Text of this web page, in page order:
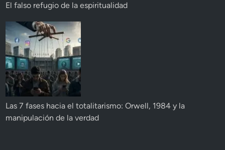
El falso refugio de la espiritualidad
Las 7 fases hacia el totalitarismo: Orwell, 1984 y la
manipulación de la verdad